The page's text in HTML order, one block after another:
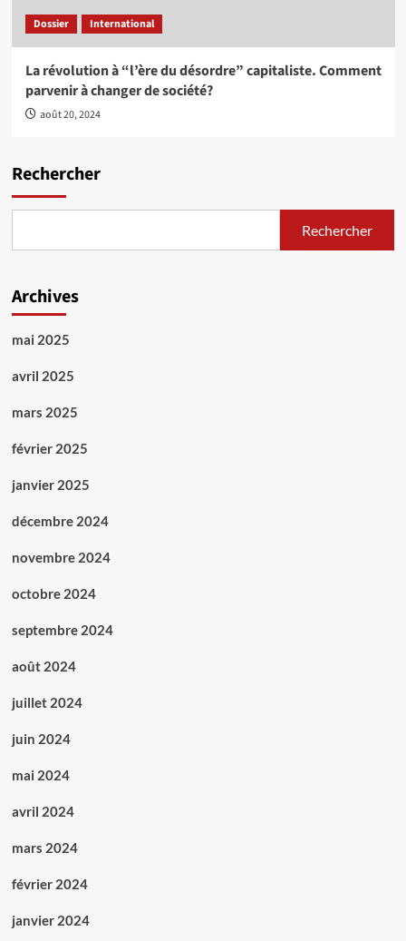
Dossier International
La révolution à “l’ère du désordre” capitaliste. Comment
parvenir à changer de société?
août 20, 2024
Rechercher
Rechercher
Archives
mai 2025
avril 2025
mars 2025
février 2025
janvier 2025
décembre 2024
novembre 2024
octobre 2024
septembre 2024
août 2024
juillet 2024
juin 2024
mai 2024
avril 2024
mars 2024
février 2024
janvier 2024